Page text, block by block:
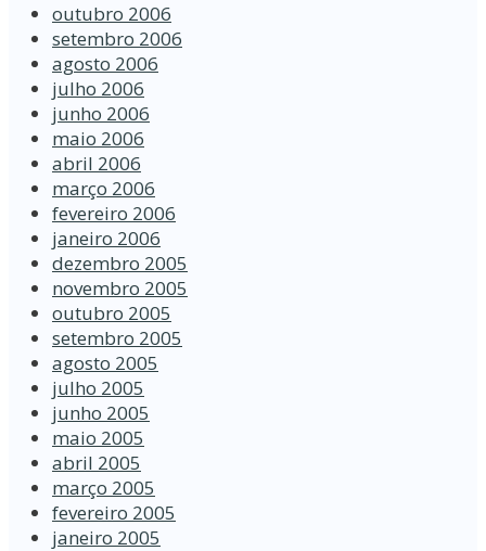
outubro 2006
setembro 2006
agosto 2006
julho 2006
junho 2006
maio 2006
abril 2006
março 2006
fevereiro 2006
janeiro 2006
dezembro 2005
novembro 2005
outubro 2005
setembro 2005
agosto 2005
julho 2005
junho 2005
maio 2005
abril 2005
março 2005
fevereiro 2005
janeiro 2005